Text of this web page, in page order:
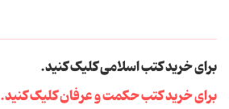
برای خرید کتب اسلامی کلیک کنید.
برای خرید کتب حکمت و عرفان کلیک کنید.